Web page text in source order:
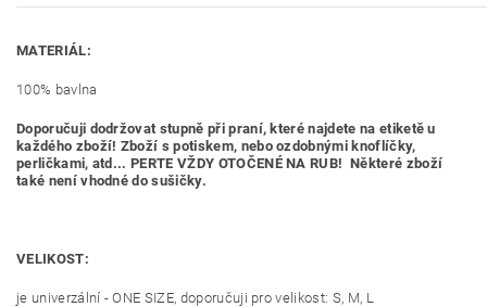
MATERIÁL:
100% bavlna
Doporučuji dodržovat stupně při praní, které najdete na etiketě u
každého zboží! Zboží s potiskem, nebo ozdobnými knoflíčky,
perličkami, atd... PERTE VŽDY OTOČENÉ NA RUB! Některé zboží
také není vhodné do sušičky.
VELIKOST:
je univerzální - ONE SIZE, doporučuji pro velikost: S, M, L